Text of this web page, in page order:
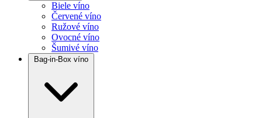
Biele víno
Červené víno
Ružové víno
Ovocné víno
Šumivé víno
Bag-in-Box víno